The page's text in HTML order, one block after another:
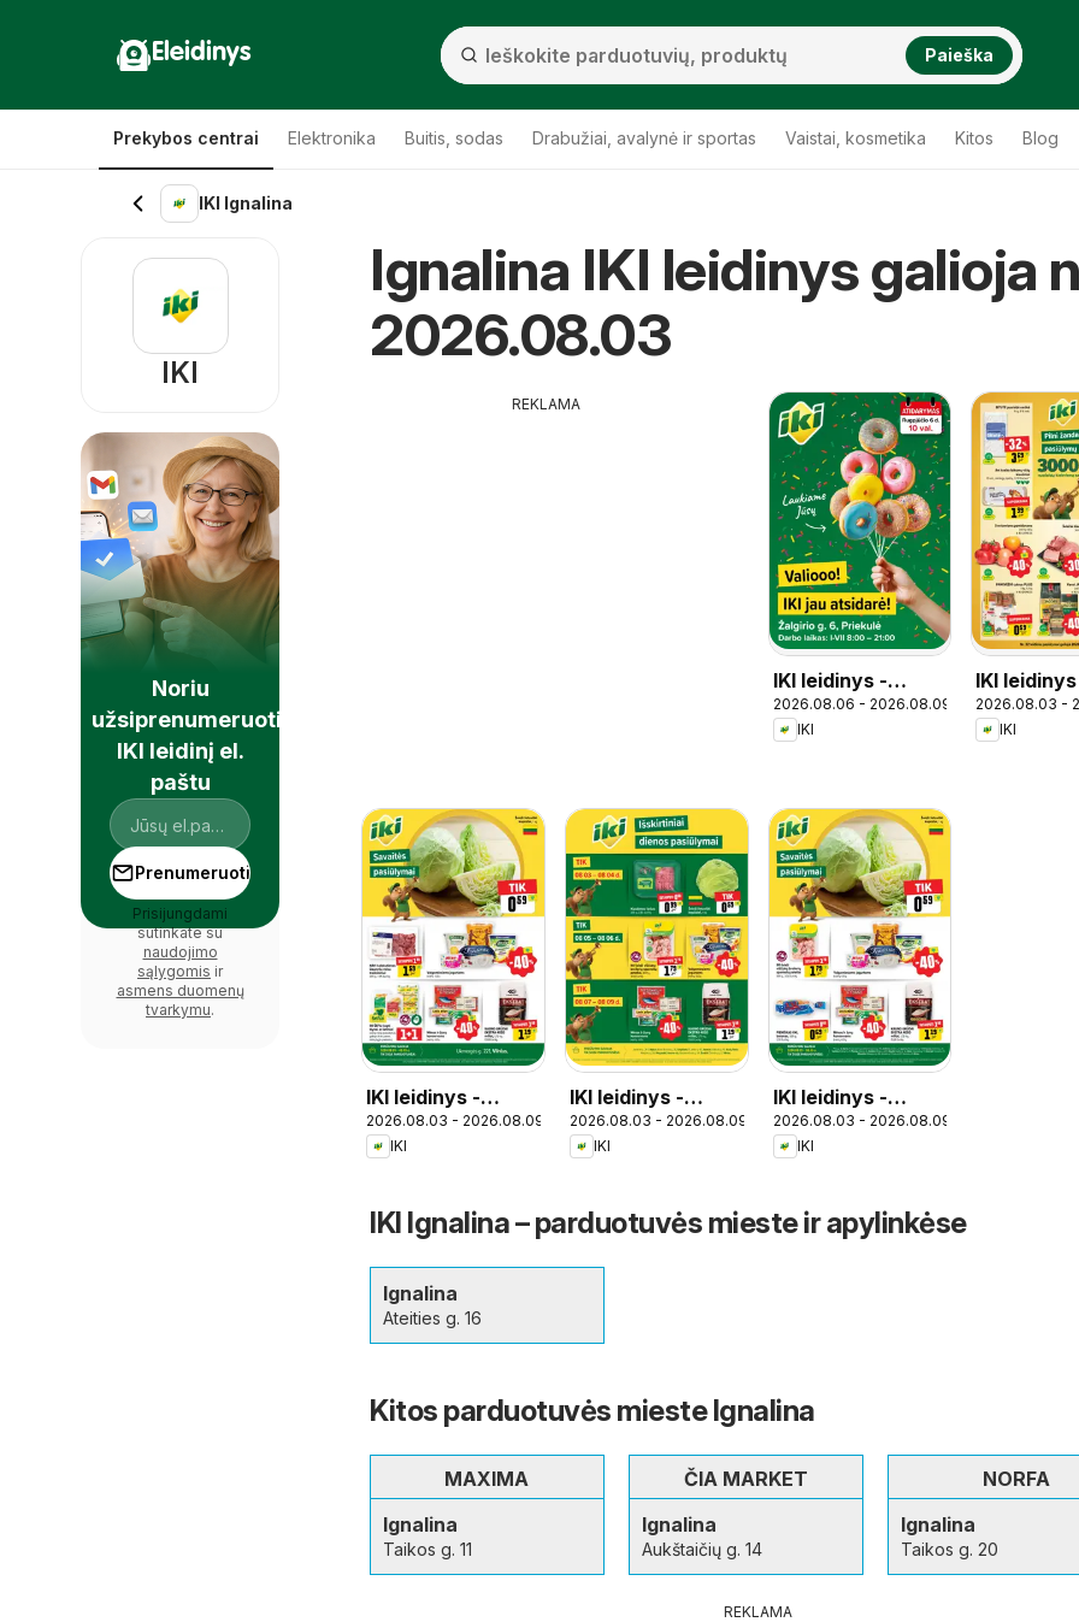
Eleidinys Paieška
Prekybos centrai Elektronika Buitis, sodas Drabužiai, avalynė ir sportas Vaistai, kosmetika Kitos Blog
IKI Ignalina
Ignalina IKI leidinys galioja
2026.08.03
REKLAMA
IKI leidinys -
Specialūs
pasiūlymai IKI
klientams
2026.08.06 - 2026.08.09
IKI
IKI leidinys
2026.08.03 -
IKI
IKI leidinys -
Specialūs
pasiūlymai IKI
parduotuvės
klientams
2026.08.03 - 2026.08.09
IKI
IKI leidinys -
Specialūs
pasiūlymai IKI
klientams
2026.08.03 - 2026.08.09
IKI
IKI leidinys -
Specialūs
pasiūlymai IKI
klientams
2026.08.03 - 2026.08.09
IKI
IKI Ignalina – parduotuvės mieste ir apylinkėse
Ignalina
Ateities g. 16
Kitos parduotuvės mieste Ignalina
MAXIMA
Ignalina
Taikos g. 11
ČIA MARKET
Ignalina
Aukštaičių g. 14
NORFA
Ignalina
Taikos g. 20
REKLAMA
IKI
Noriu
užsiprenumeruoti
IKI leidinį el.
paštu
Prenumeruoti
Prisijungdami
sutinkate su
naudojimo
sąlygomis ir
asmens duomenų
tvarkymu.